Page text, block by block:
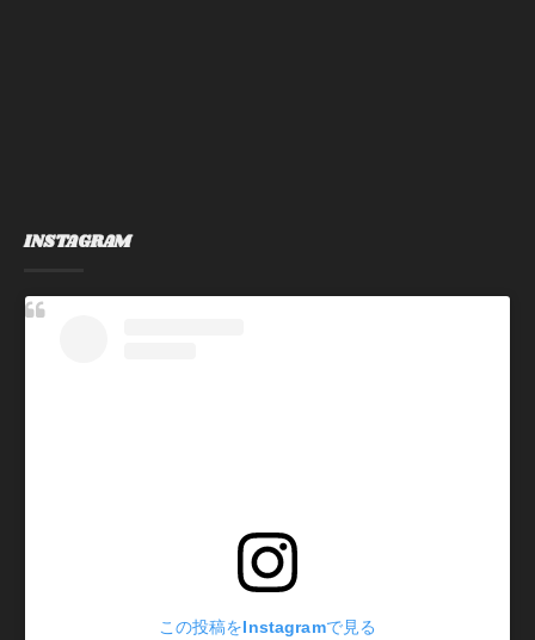
INSTAGRAM
この投稿をInstagramで見る